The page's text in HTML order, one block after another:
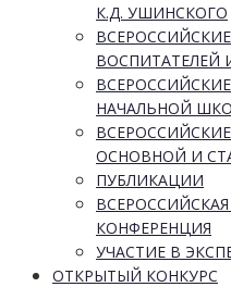
К.Д. УШИНСКОГО
ВОСПИТАТЕЛЕЙ
НАЧАЛЬНОЙ
ОСНОВНОЙ И
ПУБЛИКАЦИИ
КОНФЕРЕНЦИЯ
УЧАСТИЕ В
ОТКРЫТЫЙ КОНКУРС